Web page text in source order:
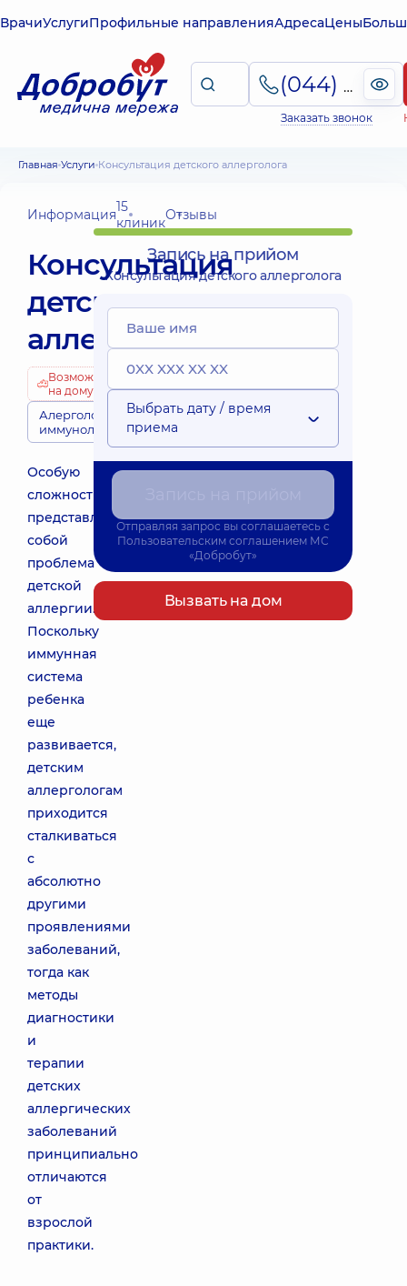
ВрачиУслугиПрофильные направленияАдресаЦены
(044) 495-2-888
Заказать звонок
Главная Услуги Консультация детского аллерголога
Информация15
клиникОтзывы
Консультация
детского
аллерголога
Возможно
на дому
Алергологи-
иммунологи
Особую
сложность
представляет
собой
проблема
детской
аллергии.
Поскольку
иммунная
система
ребенка
еще
развивается,
детским
аллергологам
приходится
сталкиваться
с
абсолютно
другими
проявлениями
заболеваний,
тогда как
методы
диагностики
и
терапии
детских
аллергических
заболеваний
принципиально
отличаются
от
взрослой
практики.
Запись на прийом
Консультация детского аллерголога
Выбрать дату / время
приема
Отправляя запрос вы соглашаетесь с
Пользовательским соглашением МС
«Добробут»
Вызвать на дом